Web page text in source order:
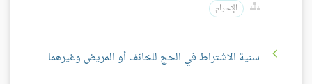
الإحرام
سنية الاشتراط في الحج للخائف أو المريض وغيرهما